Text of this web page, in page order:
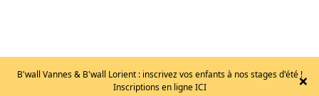
B'wall Vannes & B'wall Lorient : inscrivez vos enfants à nos stages d'été !
Inscriptions en ligne ICI
×